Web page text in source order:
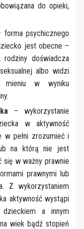
do opieki,
forma psychicznego
jest obecne –
doświadcza
albo widzi
mieniu w wyniku
– wykorzystanie
w aktywność
w pełni zrozumieć i
na którą nie jest
w ważny prawnie
prawnymi lub
Z wykorzystaniem
aktywność wystąpi
a innym
wiek bądź stopień